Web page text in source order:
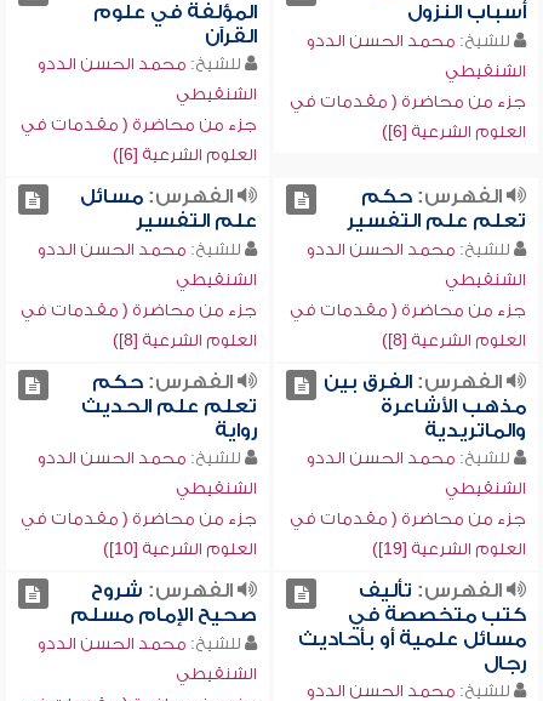
أسباب النزول
للشيخ: محمد الحسن الددو
الشنقيطي
جزء من محاضرة ( مقدمات في
العلوم الشرعية [6])
المؤلفة في علوم
القرآن
للشيخ: محمد الحسن الددو
الشنقيطي
جزء من محاضرة ( مقدمات في
العلوم الشرعية [6])
الفهرس:حكم
تعلم علم التفسير
للشيخ: محمد الحسن الددو
الشنقيطي
جزء من محاضرة ( مقدمات في
العلوم الشرعية [8])
الفهرس:مسائل
علم التفسير
للشيخ: محمد الحسن الددو
الشنقيطي
جزء من محاضرة ( مقدمات في
العلوم الشرعية [8])
الفهرس:الفرق بين
مذهب الأشاعرة
والماتريدية
للشيخ: محمد الحسن الددو
الشنقيطي
جزء من محاضرة ( مقدمات في
العلوم الشرعية [19])
الفهرس:حكم
تعلم علم الحديث
رواية
للشيخ: محمد الحسن الددو
الشنقيطي
جزء من محاضرة ( مقدمات في
العلوم الشرعية [10])
الفهرس: تأليف
كتب متخصصة في
مسائل علمية أو بأحاديث
رجال
للشيخ: محمد الحسن الددو
الفهرس: شروح
صحيح الإمام مسلم
للشيخ: محمد الحسن الددو
الشنقيطي